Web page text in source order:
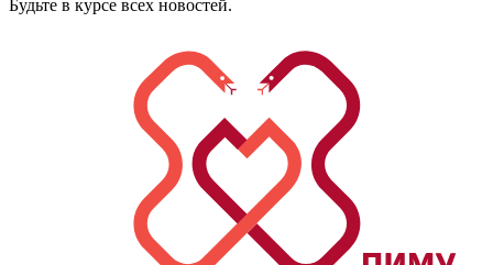
Будьте в курсе всех новостей.